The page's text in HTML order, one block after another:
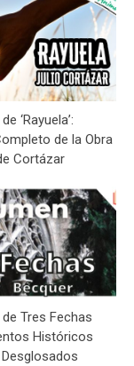
‘Rayuela’:
de la Obra
Cortázar
Tres Fechas
Históricos